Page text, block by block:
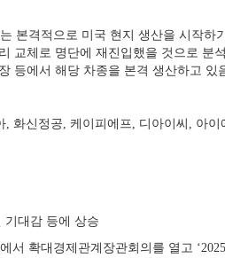
본격적으로 미국 현지 생산을 시작하
교체로 명단에 재진입했을 것으로 분
등에서 해당 차종을 본격 생산하고 있
화신정공, 케이피에프, 디아이씨, 아
기대감 등에 상승
확대경제관계장관회의를 열고